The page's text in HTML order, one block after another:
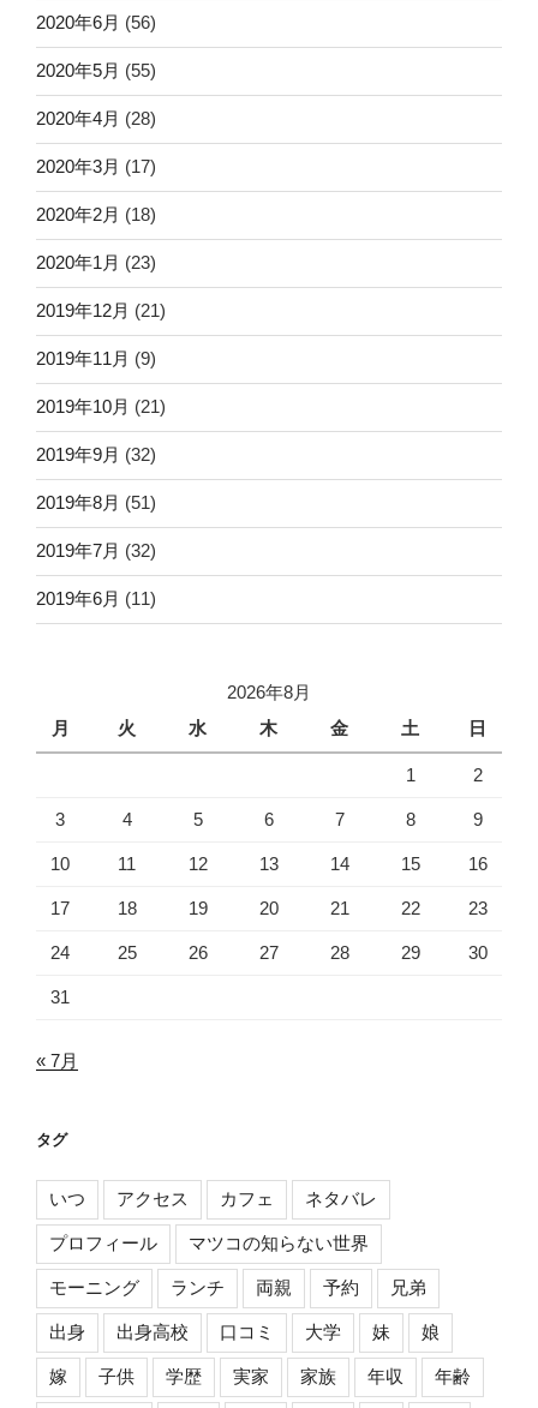
2020年6月 (56)
2020年5月 (55)
2020年4月 (28)
2020年3月 (17)
2020年2月 (18)
2020年1月 (23)
2019年12月 (21)
2019年11月 (9)
2019年10月 (21)
2019年9月 (32)
2019年8月 (51)
2019年7月 (32)
2019年6月 (11)
2026年8月
月
火 水 木 金 土 日
1 2
3 4 5 6 7 8 9
10 11 12 13 14 15 16
17 18 19 20 21 22 23
24 25 26 27 28 29 30
31
« 7月
タグ
いつ アクセス カフェ ネタバレ
プロフィール マツコの知らない世界
モーニング ランチ 両親 予約 兄弟
出身 出身高校 口コミ 大学 妹 娘
嫁 子供 学歴 実家 家族 年収 年齢